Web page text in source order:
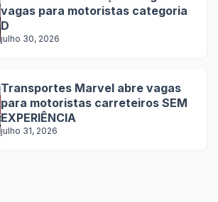
vagas para motoristas categoria
D
julho 30, 2026
Transportes Marvel abre vagas
para motoristas carreteiros SEM
EXPERIÊNCIA
julho 31, 2026